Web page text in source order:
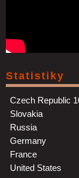
Statistiky
Czech Republic
Slovakia
Russia
Germany
France
United States